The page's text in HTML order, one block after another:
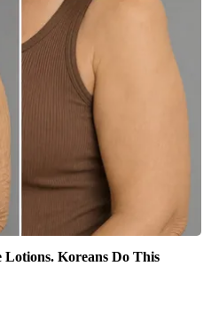
Lotions. Koreans Do This